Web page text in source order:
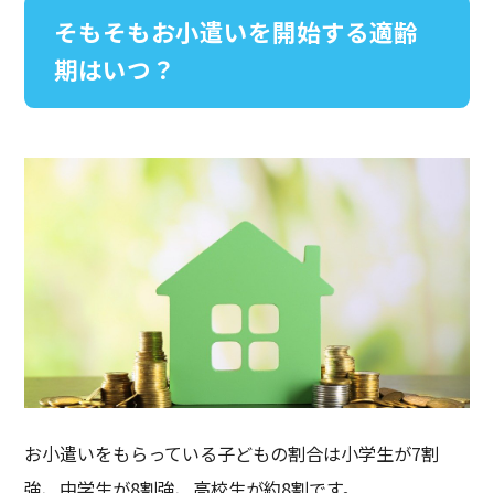
そもそもお小遣いを開始する適齢
期はいつ？
お小遣いをもらっている子どもの割合は小学生が7割